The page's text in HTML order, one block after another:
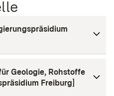
Geologie, Rohstoffe
Freiburg]